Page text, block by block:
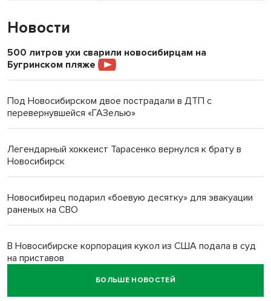
Новости
500 литров ухи сварили новосибирцам на
Бугринском пляже
Под Новосибирском двое пострадали в ДТП с
перевернувшейся «ГАЗелью»
Легендарный хоккеист Тарасенко вернулся к брату в
Новосибирск
Новосибирец подарил «боевую десятку» для эвакуации
раненых на СВО
В Новосибирске корпорация кукол из США подала в суд
на приставов
БОЛЬШЕ НОВОСТЕЙ